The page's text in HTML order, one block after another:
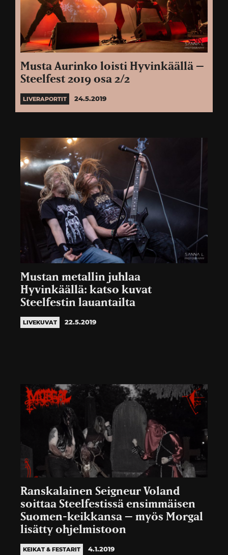
Musta Aurinko loisti Hyvinkäällä –
Steelfest 2019 osa 2/2
LIVERAPORTIT 24.5.2019
Mustan metallin juhlaa
Hyvinkäällä: katso kuvat
Steelfestin lauantailta
LIVEKUVAT 22.5.2019
Ranskalainen Seigneur Voland
soittaa Steelfestissä ensimmäisen
Suomen-keikkansa – myös Morgal
lisätty ohjelmistoon
KEIKAT & FESTARIT 4.1.2019